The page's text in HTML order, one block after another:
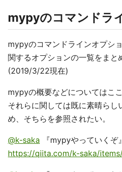
mypyのコマンドラ
mypyのコマンドラインオプシ
関するオプションの一覧をまと
(2019/3/22現在)
mypyの概要などについてはこ
それらに関しては既に素晴らし
め、そちらを参照されたい。
@k-saka 『mypyやっていくぞ』
https://qiita.com/k-saka/